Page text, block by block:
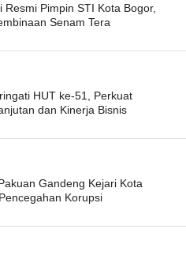
Resmi Pimpin STI Kota Bogor,
Senam Tera
HUT ke-51, Perkuat
dan Kinerja Bisnis
Gandeng Kejari Kota
Korupsi